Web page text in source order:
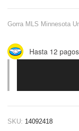
Gorra MLS Minnesota
Hasta 12
SKU: 14092418